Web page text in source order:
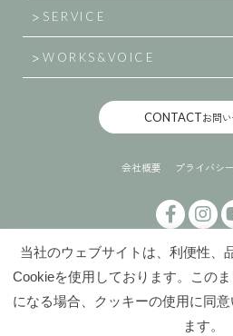
SERVICE
WORKS &VOICE
CONTACTお問
会社概要 プライバシ
当社のウェブサイトは、利便性、
Cookieを使用しております。この
になる場合、クッキーの使用に同
ます。